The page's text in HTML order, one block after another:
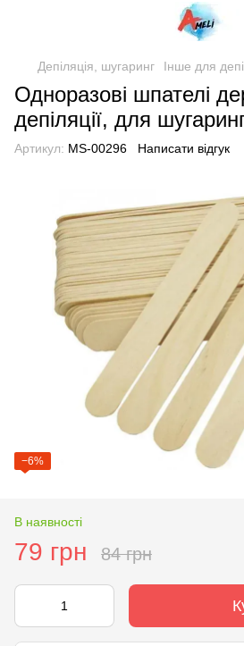
Депіляція, шугаринг Інше для
Одноразові шпателі
депіляції, для
Артикул: MS-00296 Написати відгук
−6%
В наявності
79 грн 84 грн